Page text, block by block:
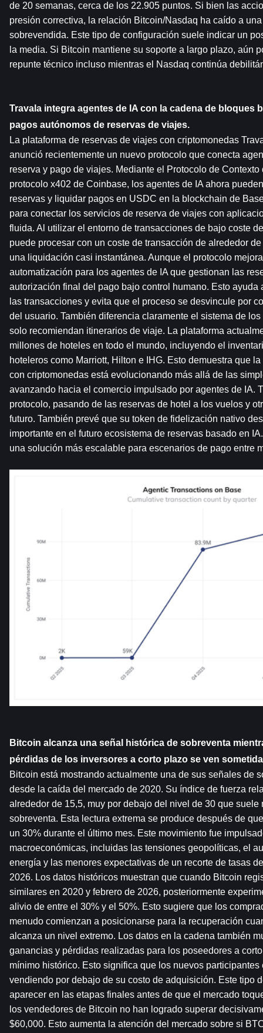
de 20 semanas, cerca de los 22.905 puntos. Si bien las
presión correctiva, la relación Bitcoin/Nasdaq ha caído a
sobrevendida. Este tipo de configuración suele indicar un
la media. Si Bitcoin mantiene su soporte a largo plazo, aún
repunte técnico incluso mientras el Nasdaq continúa
Travala integra agentes de IA con la cadena de bloques
pagos autónomos de reservas de viajes.
La plataforma de reservas de viajes con criptomonedas
anunció recientemente un nuevo protocolo que conecta
reserva y pago de viajes. Mediante el Protocolo de
protocolo x402 de Coinbase, los agentes de IA ahora
reservas y liquidar pagos en USDC en la blockchain de
para conectar los servicios de reserva de viajes con
fluida. Al utilizar el entorno de transacciones de bajo coste
puede procesar con un coste de transacción de alrededor
una liquidación casi instantánea. Aunque el protocolo
automatización para los agentes de IA que gestionan las
autorización final del pago bajo control humano. Esto ayuda
las transacciones y evita que el proceso se desvincule por
del usuario. También diferencia claramente el sistema de
solo recomiendan itinerarios de viaje. La plataforma
millones de hoteles en todo el mundo, incluyendo el
hoteleros como Marriott, Hilton e IHG. Esto demuestra que
con criptomonedas está evolucionando más allá de las
avanzando hacia el comercio impulsado por agentes de IA.
protocolo, pasando de las reservas de hotel a los vuelos y
futuro. También prevé que su token de fidelización nativo
importante en el futuro ecosistema de reservas basado en
una solución más escalable para escenarios de pago entre
Bitcoin alcanza una señal histórica de sobreventa
pérdidas de los inversores a corto plazo se ven
Bitcoin está mostrando actualmente una de sus señales de
desde la caída del mercado de 2020. Su índice de fuerza
alrededor de 15,5, muy por debajo del nivel de 30 que suele
sobreventa. Esta lectura extrema se produce después de
un 30% durante el último mes. Este movimiento fue
macroeconómicas, incluidas las tensiones geopolíticas, el
energía y las menores expectativas de un recorte de tasas
2026. Los datos históricos muestran que cuando Bitcoin
similares en 2020 y febrero de 2026, posteriormente
alivio de entre el 30% y el 50%. Esto sugiere que los
menudo comienzan a posicionarse para la recuperación
alcanza un nivel extremo. Los datos en la cadena también
ganancias y pérdidas realizadas para los poseedores a
mínimo histórico. Esto significa que los nuevos participantes
vendiendo por debajo de su costo de adquisición. Este tipo
aparecer en las etapas finales antes de que el mercado
los vendedores de Bitcoin no han logrado superar
$60,000. Esto aumenta la atención del mercado sobre si